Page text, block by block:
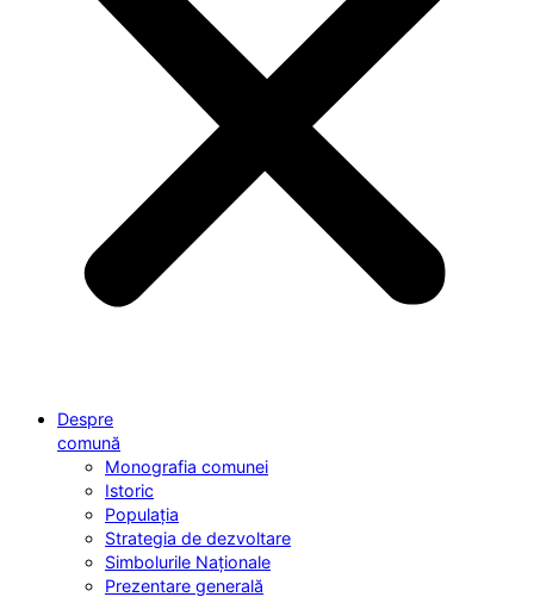
Despre
comună
Monografia comunei
Istoric
Populația
Strategia de dezvoltare
Simbolurile Naționale
Prezentare generală